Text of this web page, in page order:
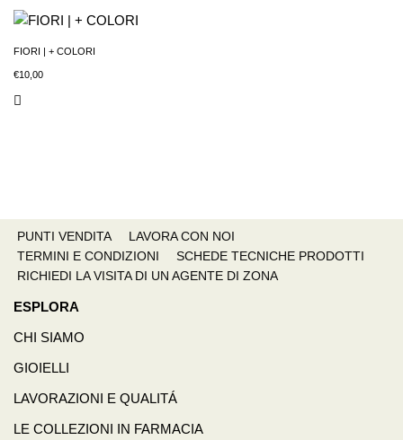
FIORI | + COLORI
€10,00
PUNTI VENDITA
LAVORA CON NOI
TERMINI E CONDIZIONI
SCHEDE TECNICHE PRODOTTI
RICHIEDI LA VISITA DI UN AGENTE DI ZONA
ESPLORA
CHI SIAMO
GIOIELLI
LAVORAZIONI E QUALITÁ
LE COLLEZIONI IN FARMACIA